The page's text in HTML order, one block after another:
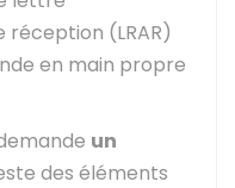
(LRAR)
en main propre
un
des éléments